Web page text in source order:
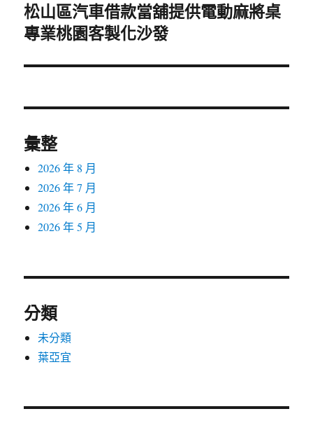
下
一
文
松山區汽車借款當舖提供電動麻將桌
專業桃園客製化沙發
彙整
2026 年 8 月
2026 年 7 月
2026 年 6 月
2026 年 5 月
分類
未分類
葉亞宜